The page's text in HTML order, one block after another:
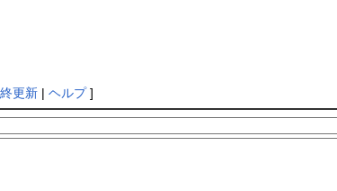
更新| ヘルプ]